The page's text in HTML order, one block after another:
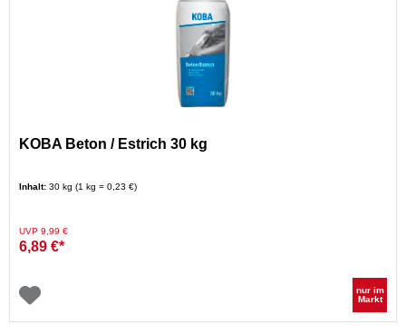
KOBA Beton / Estrich 30 kg
Inhalt: 30 kg (1 kg = 0,23 €)
Preis reduziert von
UVP 9,99 €auf
6,89 €*
nur im
Markt